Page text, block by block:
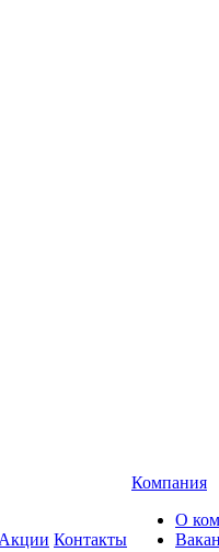
Акции Контакты
Компания
О